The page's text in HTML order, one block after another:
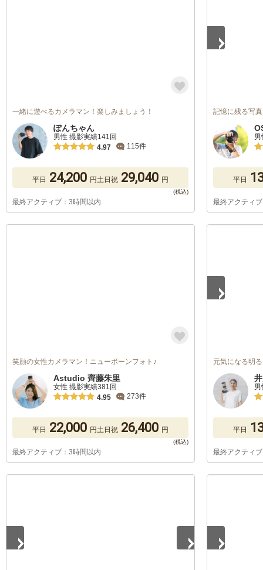
一緒に遊べるカメラマン！楽しみましょう！
ぽんちゃん
男性 撮影実績141回
4.97
115件
平日 24,200 円土日祝 29,040 円
最終アクティブ：3時間以内
記憶に残る写
平日
最終アクティ
笑顔の女性カメラマン！ニューボーンフォト♪
Astudio 齊藤朱里
女性 撮影実績381回
4.95
273件
平日 22,000 円土日祝 26,400 円
最終アクティブ：3時間以内
元気になる明
男
平日
最終アクティ